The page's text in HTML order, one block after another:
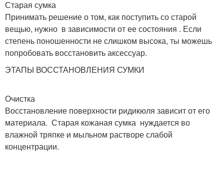
Старая сумка
Принимать решение о том, как поступить со старой
вещью, нужно в зависимости от ее состояния . Если
степень поношенности не слишком высока, ты можешь
попробовать восстановить аксессуар.
ЭТАПЫ ВОССТАНОВЛЕНИЯ СУМКИ
Очистка
Восстановление поверхности ридикюля зависит от его
материала. Старая кожаная сумка нуждается во
влажной тряпке и мыльном растворе слабой
концентрации.